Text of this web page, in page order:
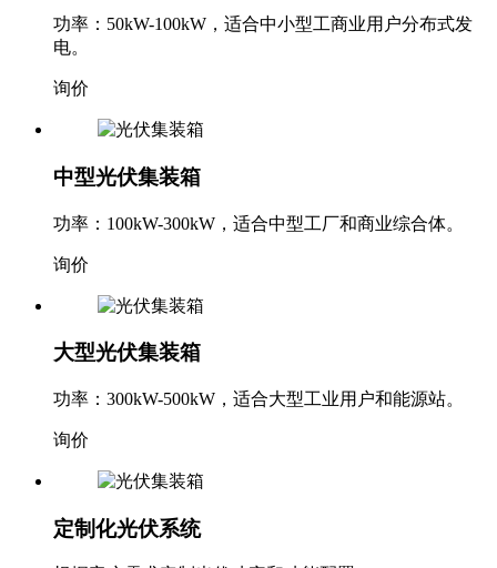
功率：50kW-100kW，适合中小型工商业用户分布式发
电。
询价
中型光伏集装箱
功率：100kW-300kW，适合中型工厂和商业综合体。
询价
大型光伏集装箱
功率：300kW-500kW，适合大型工业用户和能源站。
询价
定制化光伏系统